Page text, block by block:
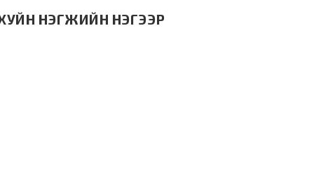
НЭГЖИЙН НЭГЭЭР